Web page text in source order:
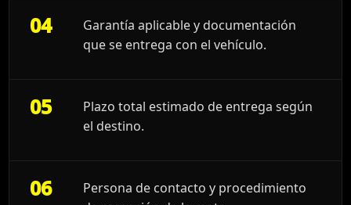
04
Garantía aplicable y documentación
que se entrega con el vehículo.
05
Plazo total estimado de entrega según
el destino.
06
Persona de contacto y procedimiento